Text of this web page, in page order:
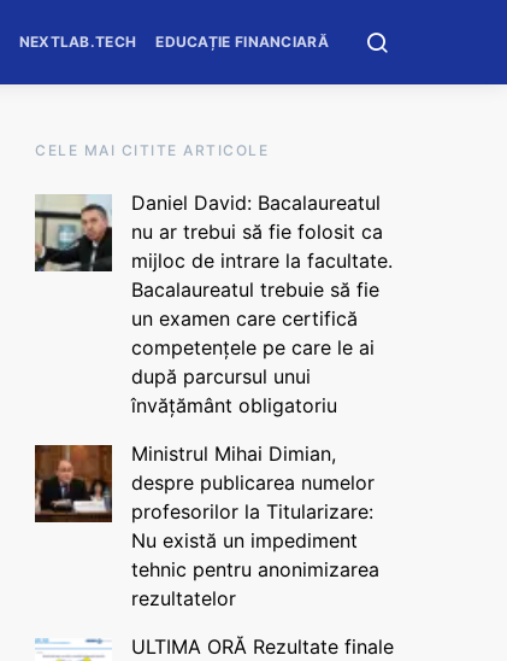
NEXTLAB.TECH EDUCAȚIE FINANCIARĂ
CELE MAI CITITE ARTICOLE
Daniel David: Bacalaureatul
nu ar trebui să fie folosit ca
mijloc de intrare la facultate.
Bacalaureatul trebuie să fie
un examen care certifică
competențele pe care le ai
după parcursul unui
învățământ obligatoriu
Ministrul Mihai Dimian,
despre publicarea numelor
profesorilor la Titularizare:
Nu există un impediment
tehnic pentru anonimizarea
rezultatelor
ULTIMA ORĂ Rezultate finale